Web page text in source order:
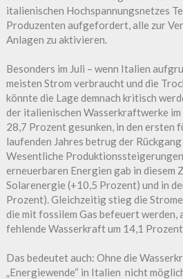
italienischen Hochspannungsnetzes
Produzenten aufgefordert, alle zur
Anlagen zu aktivieren.
Besonders im Juli – wenn Italien
meisten Strom verbraucht und die
könnte die Lage demnach kritisch
der italienischen Wasserkraftwerke im
28,7 Prozent gesunken, in den ersten
laufenden Jahres betrug der
Wesentliche
erneuerbaren Energien gab in diesem
Solarenergie (+10,5 Prozent) und in
Prozent). Gleichzeitig stieg die
die mit fossilem Gas befeuert werden,
fehlende Wasserkraft um 14,1
Das bedeutet auch: Ohne die
„Energiewende“ in Italien nicht